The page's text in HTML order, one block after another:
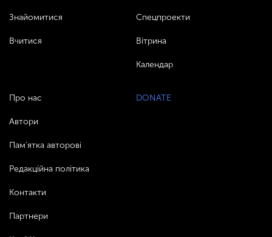
Знайомитися
Вчитися
Спецпроекти
Вітрина
Календар
Про нас
Автори
Пам’ятка авторові
Редакційна політика
Контакти
Партнери
DONATE